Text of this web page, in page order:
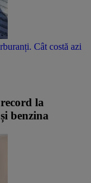
Cât costă azi
la
benzina